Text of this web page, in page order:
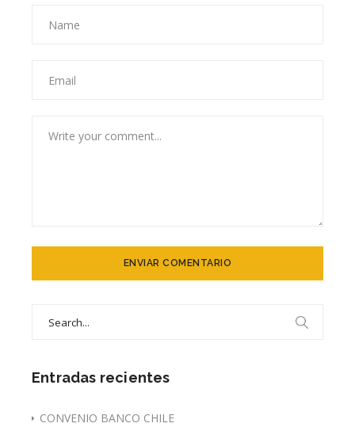
Entradas recientes
CONVENIO BANCO CHILE